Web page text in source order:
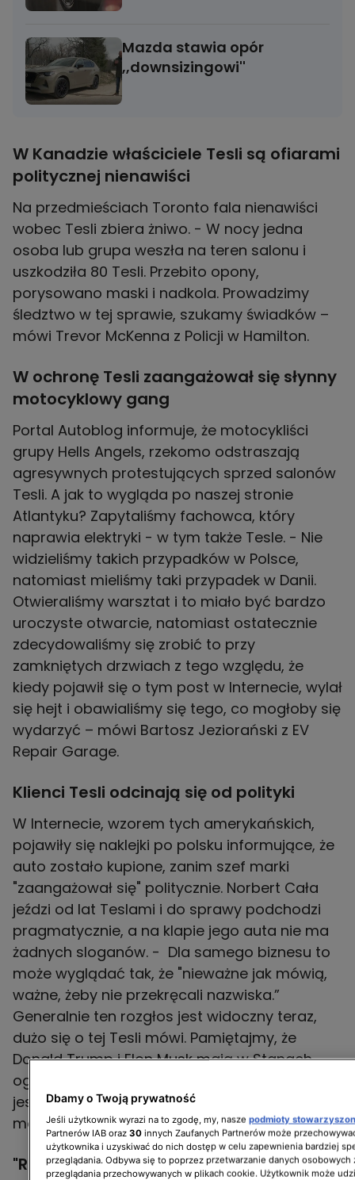
Mazda stawia opór
,,downsizingowi''
W Kanadzie właściciele Tesli są ofiarami
politycznej nienawiści
Na przedmieściach Toronto fala nienawiści
wobec Tesli zbiera żniwo. - W nocy jedna
osoba lub grupa weszła na teren salonu i
uszkodziła 80 Tesli. Przebito opony,
porysowano maski i nadkola. Prowadzimy
śledztwo w tej sprawie, szukamy świadków –
mówi Trevor McKenna z Policji w Hamilton.
W ochronę Tesli zaangażował się słynny
motocyklowy gang
Portal Autoblog informuje, że motocykliści
grupy Hells Angels, rzekomo odstraszają
agresywnych protestujących sprzed salonów
Tesli. A jak to wygląda po naszej stronie
Atlantyku? Zapytaliśmy fachowca, który
naprawia elektryki - w tym także Tesle. - Nie
widzieliśmy takich przypadków w Polsce,
natomiast mieliśmy taki przypadek w Danii.
Otwieraliśmy warsztat i to miało być bardzo
uroczyste otwarcie, natomiast ostatecznie
zdecydowaliśmy się zrobić to przy
zamkniętych drzwiach z tego względu, że
kiedy pojawił się o tym post w Internecie, wylał
się hejt i obawialiśmy się tego, co mogłoby się
wydarzyć – mówi Bartosz Jeziorański z EV
Repair Garage.
Klienci Tesli odcinają się od polityki
W Internecie, wzorem tych amerykańskich,
pojawiły się naklejki po polsku informujące, że
auto zostało kupione, zanim szef marki
"zaangażował się" politycznie. Norbert Cała
jeździ od lat Teslami i do sprawy podchodzi
pragmatycznie, a na klapie jego auta nie ma
żadnych sloganów. - Dla samego biznesu to
może wyglądać tak, że "nieważne jak mówią,
ważne, żeby nie przekręcali nazwiska.”
Generalnie ten rozgłos jest widoczny teraz,
dużo się o tej Tesli mówi. Pamiętajmy, że
Donald Trump i Elon Musk mają w Stanach
ogromną liczbę zwolenników, bo tam połowa
jest po jednej, połowa po drugiej stronie –
mówi Cała.
"Raport Turbo" - gdzie i kiedy oglądać?
Dbamy o Twoją prywatność
Jeśli użytkownik wyrazi na to zgodę, my, nasze podmioty
Partnerów IAB oraz 30 innych Zaufanych Partnerów może
użytkownika i uzyskiwać do nich dostęp w celu zapewnienia bardziej
przeglądania. Odbywa się to poprzez przetwarzanie danych osobowych
przeglądania przechowywanych w plikach cookie. Użytkownik może